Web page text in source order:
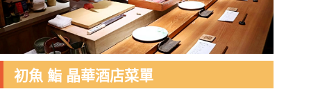
初魚 鮨 晶華酒店菜單